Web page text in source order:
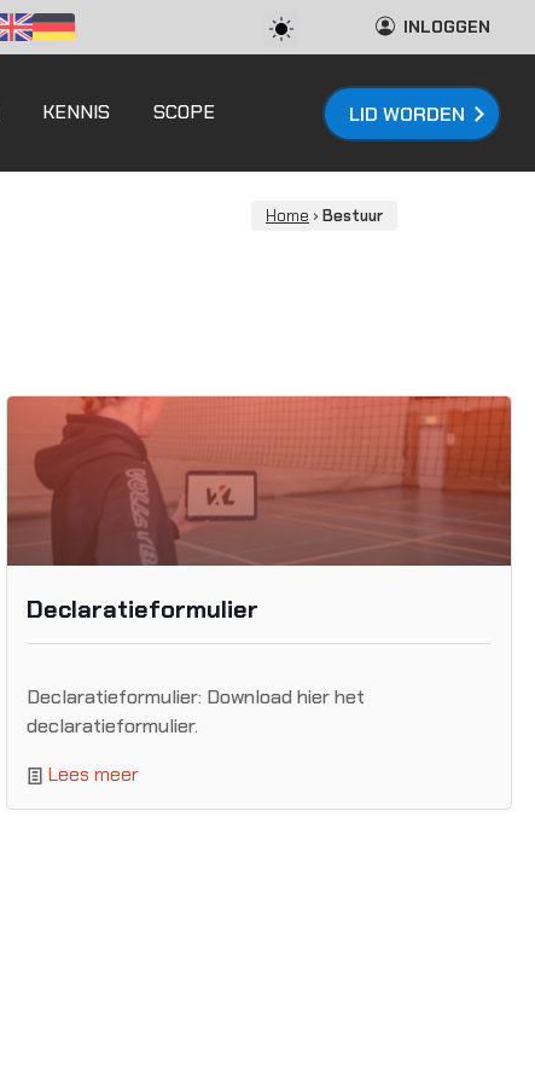
INLOGGEN
KENNIS SCOPE LID WORDEN
Home › Bestuur
Declaratieformulier
Declaratieformulier: Download hier het
declaratieformulier.
Lees meer